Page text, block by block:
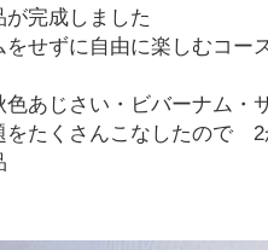
完成しました
をせずに自由に楽しむコー
色あじさい・ビバーナム・
をたくさんこなしたので